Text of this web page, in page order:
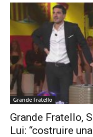
Grande Fratello
Grande Fratello,
Lui: “costruire